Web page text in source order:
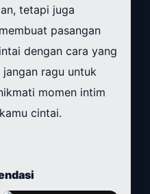
tetapi juga
pasangan
dengan cara yang
ragu untuk
momen intim
cintai.